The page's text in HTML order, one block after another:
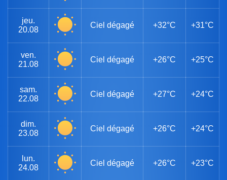
jeu.
20.08
Ciel dégagé +32°C +31°C
ven.
21.08
Ciel dégagé +26°C +25°C
sam.
22.08
Ciel dégagé +27°C +24°C
dim.
23.08
Ciel dégagé +26°C +24°C
lun.
24.08
Ciel dégagé +26°C +23°C